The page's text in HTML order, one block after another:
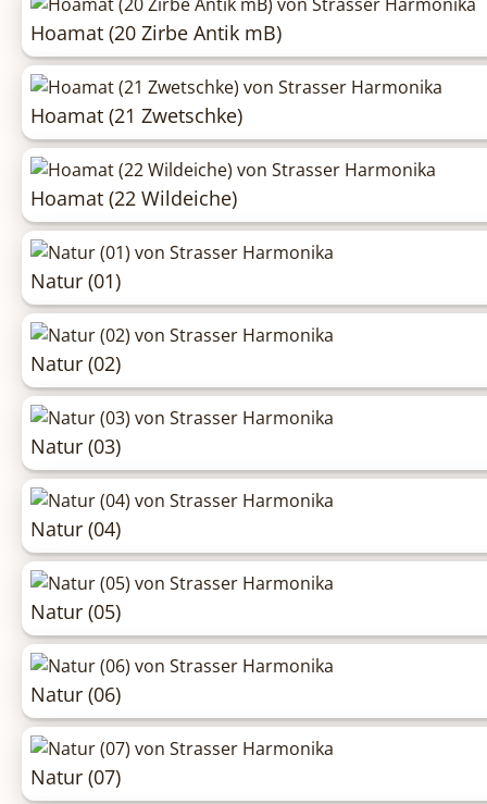
Hoamat (20 Zirbe Antik mB)
Hoamat (21 Zwetschke)
Hoamat (22 Wildeiche)
Natur (01)
Natur (02)
Natur (03)
Natur (04)
Natur (05)
Natur (06)
Natur (07)